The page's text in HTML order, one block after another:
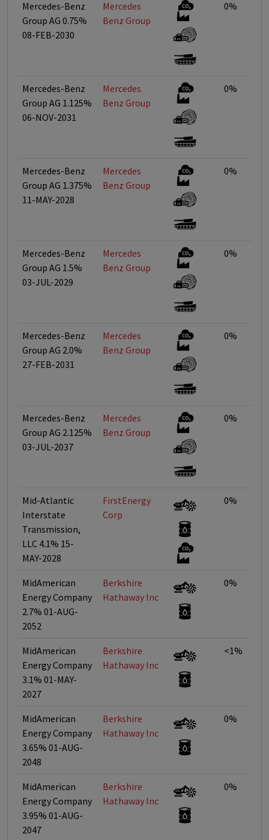
Mercedes-Benz
Group AG 0.75%
08-FEB-2030
Mercedes
Benz Group
0%
Mercedes-Benz
Group AG 1.125%
06-NOV-2031
Mercedes
Benz Group
0%
Mercedes-Benz
Group AG 1.375%
11-MAY-2028
Mercedes
Benz Group
0%
Mercedes-Benz
Group AG 1.5%
03-JUL-2029
Mercedes
Benz Group
0%
Mercedes-Benz
Group AG 2.0%
27-FEB-2031
Mercedes
Benz Group
0%
Mercedes-Benz
Group AG 2.125%
03-JUL-2037
Mercedes
Benz Group
0%
Mid-Atlantic
Interstate
Transmission,
LLC 4.1% 15-
MAY-2028
FirstEnergy
Corp
0%
MidAmerican
Energy Company
2.7% 01-AUG-
2052
Berkshire
Hathaway Inc
0%
MidAmerican
Energy Company
3.1% 01-MAY-
2027
Berkshire
Hathaway Inc
<1%
MidAmerican
Energy Company
3.65% 01-AUG-
2048
Berkshire
Hathaway Inc
0%
MidAmerican
Energy Company
3.95% 01-AUG-
2047
Berkshire
Hathaway Inc
0%